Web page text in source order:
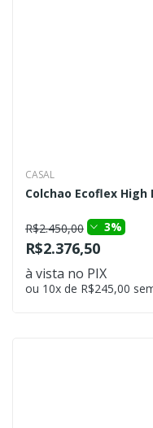
CASAL
Colchao Ecoflex High
R$2.450,00 3%
R$2.376,50
à vista no PIX
ou 10x de R$245,00